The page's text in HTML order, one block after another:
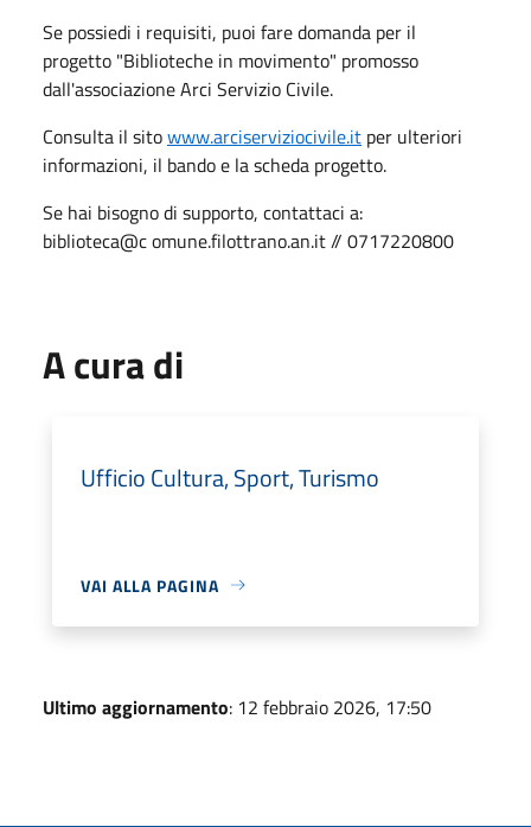
Se possiedi i requisiti, puoi fare domanda per il
progetto "Biblioteche in movimento" promosso
dall'associazione Arci Servizio Civile.
Consulta il sitowww.arciserviziocivile.it per ulteriori
informazioni, il bando e la scheda progetto.
Se hai bisogno di supporto, contattaci a:
biblioteca@c omune.filottrano.an.it // 0717220800
A cura di
Ufficio Cultura, Sport, Turismo
VAI ALLA PAGINA
Ultimo aggiornamento: 12 febbraio 2026, 17:50